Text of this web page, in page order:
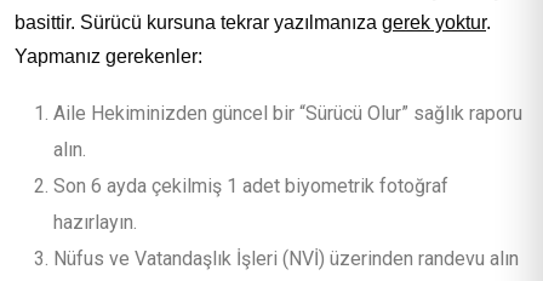
basittir. Sürücü kursuna tekrar yazılmanıza gerek yoktur.
Yapmanız gerekenler:
Aile Hekiminizden güncel bir “Sürücü Olur” sağlık raporu
alın.
Son 6 ayda çekilmiş 1 adet biyometrik fotoğraf
hazırlayın.
Nüfus ve Vatandaşlık İşleri (NVİ) üzerinden randevu alın